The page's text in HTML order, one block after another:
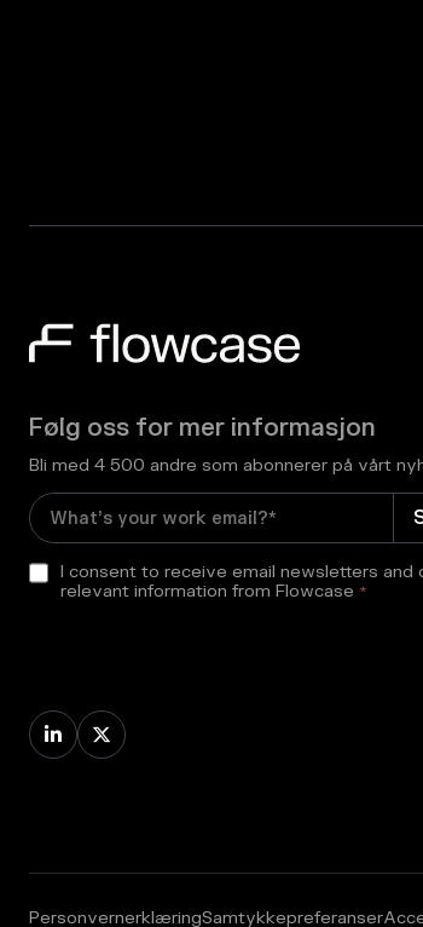
Følg oss for mer informasjon
Bli med 4 500 andre som abonnerer på vårt
I consent to receive email newsletters and
relevant information from Flowcase *
 
PersonvernerklæringSamtykkepreferanser